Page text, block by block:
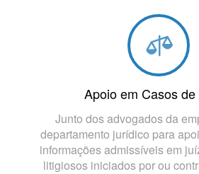
Apoio em Casos
Junto dos advogados da
departamento jurídico para
informações admissíveis em
litigiosos iniciados por ou